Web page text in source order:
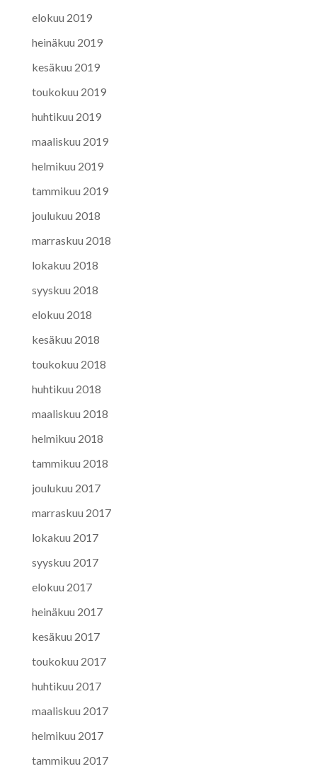
elokuu 2019
heinäkuu 2019
kesäkuu 2019
toukokuu 2019
huhtikuu 2019
maaliskuu 2019
helmikuu 2019
tammikuu 2019
joulukuu 2018
marraskuu 2018
lokakuu 2018
syyskuu 2018
elokuu 2018
kesäkuu 2018
toukokuu 2018
huhtikuu 2018
maaliskuu 2018
helmikuu 2018
tammikuu 2018
joulukuu 2017
marraskuu 2017
lokakuu 2017
syyskuu 2017
elokuu 2017
heinäkuu 2017
kesäkuu 2017
toukokuu 2017
huhtikuu 2017
maaliskuu 2017
helmikuu 2017
tammikuu 2017